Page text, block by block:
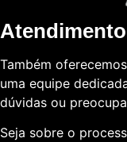
Também
uma equipe
dúvidas ou
Seja sobre o